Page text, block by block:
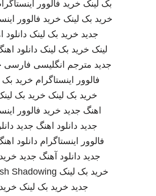
بک لینک خرید فالوور
خرید بک لینک خرید فالوور
جدید خرید بک لینک دانلود
لینک خرید بک لینک دانلود
جدید مترجم انگلیسی فارسی
فالوور اینستاگرام خرید بک
خرید بک لینک خرید بک
اهنگ جدید خرید فالوور
جدید دانلود اهنگ جدید
فالوور اینستاگرام دانلود
جدید دانلود آهنگ جدید
خرید بک لینک Shadowing
جدید خرید بک لینک